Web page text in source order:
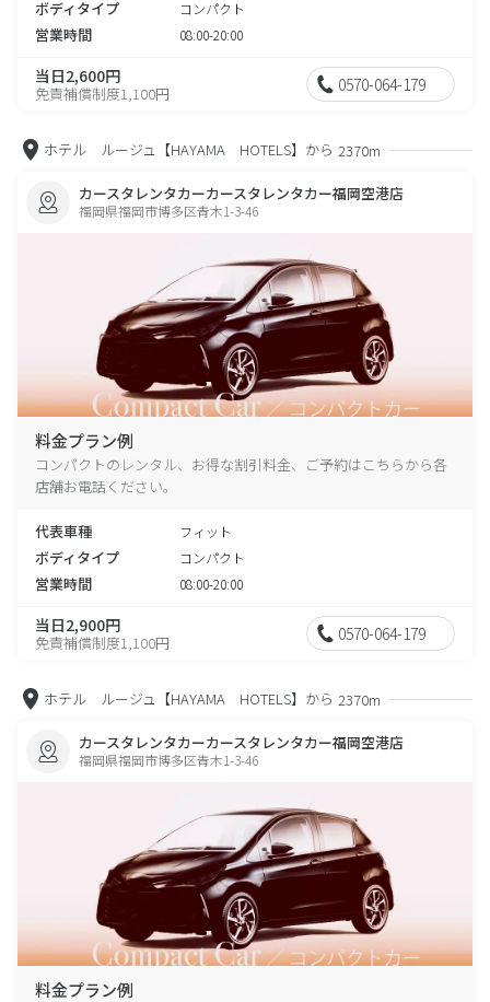
ボディタイプ コンパクト
営業時間 08:00-20:00
当日2,600円
免責補償制度1,100円 0570-064-179
ホテル ルージュ【HAYAMA HOTELS】から 2370m
カースタレンタカーカースタレンタカー福岡空港店
福岡県福岡市博多区青木1-3-46
料金プラン例
コンパクトのレンタル、お得な割引料金、ご予約はこちらから各
店舗お電話ください。
代表車種 フィット
ボディタイプ コンパクト
営業時間 08:00-20:00
当日2,900円
免責補償制度1,100円 0570-064-179
ホテル ルージュ【HAYAMA HOTELS】から 2370m
カースタレンタカーカースタレンタカー福岡空港店
福岡県福岡市博多区青木1-3-46
料金プラン例